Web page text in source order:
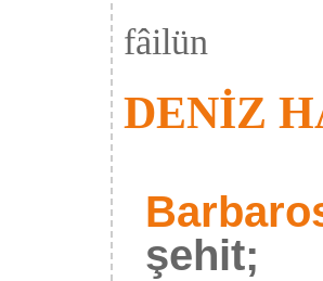
fâilün
DENİZ
şehit;